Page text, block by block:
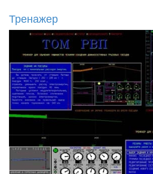
Тренажер